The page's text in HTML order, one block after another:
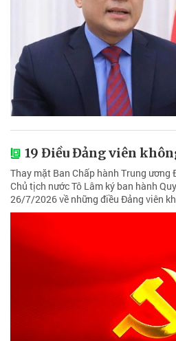
19 Điều Đảng viên
Thay mặt Ban Chấp hành Trung ương
Chủ tịch nước Tô Lâm ký ban hành
26/7/2026 về những điều Đảng viên